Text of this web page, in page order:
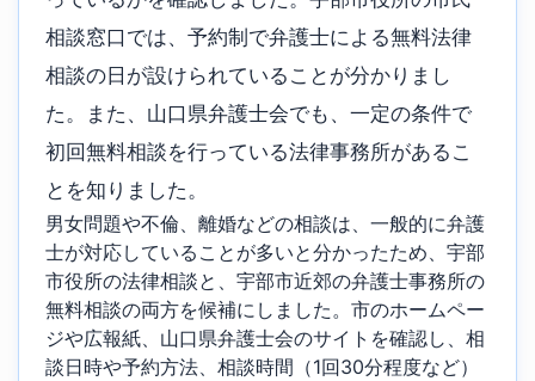
相談窓口では、予約制で弁護士による無料法律
相談の日が設けられていることが分かりまし
た。また、山口県弁護士会でも、一定の条件で
初回無料相談を行っている法律事務所があるこ
とを知りました。
男女問題や不倫、離婚などの相談は、一般的に弁護
士が対応していることが多いと分かったため、宇部
市役所の法律相談と、宇部市近郊の弁護士事務所の
無料相談の両方を候補にしました。市のホームペー
ジや広報紙、山口県弁護士会のサイトを確認し、相
談日時や予約方法、相談時間（1回30分程度など）